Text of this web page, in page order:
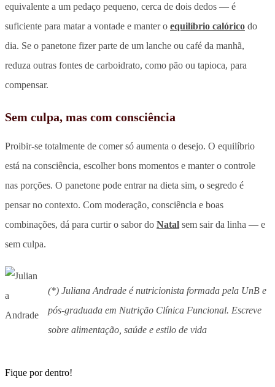
equivalente a um pedaço pequeno, cerca de dois dedos — é
suficiente para matar a vontade e manter o equilíbrio calórico do
dia. Se o panetone fizer parte de um lanche ou café da manhã,
reduza outras fontes de carboidrato, como pão ou tapioca, para
compensar.
Sem culpa, mas com consciência
Proibir-se totalmente de comer só aumenta o desejo. O equilíbrio
está na consciência, escolher bons momentos e manter o controle
nas porções. O panetone pode entrar na dieta sim, o segredo é
pensar no contexto. Com moderação, consciência e boas
combinações, dá para curtir o sabor do Natal sem sair da linha — e
sem culpa.
(*) Juliana Andrade é nutricionista formada pela UnB e
pós-graduada em Nutrição Clínica Funcional. Escreve
sobre alimentação, saúde e estilo de vida
Fique por dentro!